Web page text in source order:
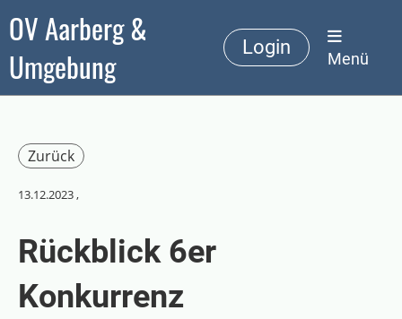
OV Aarberg &
Umgebung
Login
Menü
Zurück
13.12.2023,
Rückblick 6er
Konkurrenz